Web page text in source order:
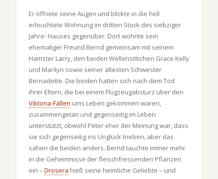
Er öffnete seine Augen und blickte in die hell
erleuchtete Wohnung im dritten Stock des siebziger
Jahre- Hauses gegenüber. Dort wohnte sein
ehemaliger Freund Bernd gemeinsam mit seinem
Hamster Larry, den beiden Wellensittichen Grace Kelly
und Marilyn sowie seiner ältesten Schwester
Bernadette. Die beiden hatten sich nach dem Tod
ihrer Eltern, die bei einem Flugzeugabsturz über den
Viktoria-Fällen ums Leben gekommen waren,
zusammengetan und gegenseitig im Leben
unterstützt, obwohl Peter eher der Meinung war, dass
sie sich gegenseitig ins Unglück trieben, aber das
sahen die beiden anders. Bernd tauchte immer mehr
in die Geheimnisse der fleischfressenden Pflanzen
ein – Drosera hieß seine heimliche Geliebte – und